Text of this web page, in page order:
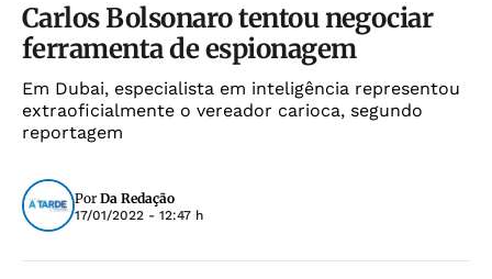
Carlos Bolsonaro tentou negociar
ferramenta de espionagem
Em Dubai, especialista em inteligência representou
extraoficialmente o vereador carioca, segundo
reportagem
Por Da Redação
17/01/2022 - 12:47 h